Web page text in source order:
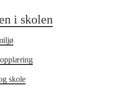
i skolen
skole